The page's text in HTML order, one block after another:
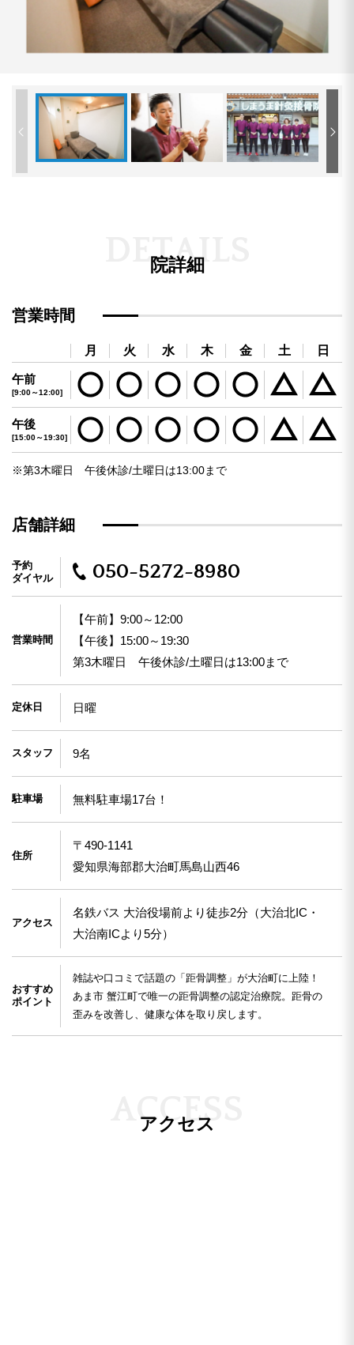
院詳細
ETAI
営業時間
月 火 水 木 金 土 日
午前
[9:00～12:00]
午後
[15:00～19:30]
※第3木曜日 午後休診/土曜日は13:00まで
店舗詳細
予約
ダイヤル
050-5272-8980
営業時間
【午前】9:00～12:00
【午後】15:00～19:30
第3木曜日 午後休診/土曜日は13:00まで
定休日 日曜
スタッフ 9名
駐車場 無料駐車場17台！
住所
〒490-1141
愛知県海部郡大治町馬島山西46
アクセス
名鉄バス 大治役場前より徒歩2分（大治北IC・
大治南ICより5分）
おすすめ
ポイント
雑誌や口コミで話題の「距骨調整」が大治町に上陸！
あま市 蟹江町で唯一の距骨調整の認定治療院。距骨の
歪みを改善し、健康な体を取り戻します。
アクセス
CC ES